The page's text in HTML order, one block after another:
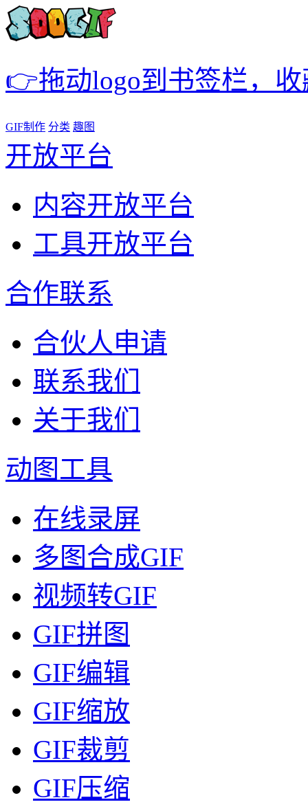
👉拖动logo到书签栏，
GIF制作 分类 趣图
开放平台
内容开放平台
工具开放平台
合作联系
合伙人申请
联系我们
关于我们
动图工具
在线录屏
多图合成GIF
视频转GIF
GIF拼图
GIF编辑
GIF缩放
GIF裁剪
GIF压缩